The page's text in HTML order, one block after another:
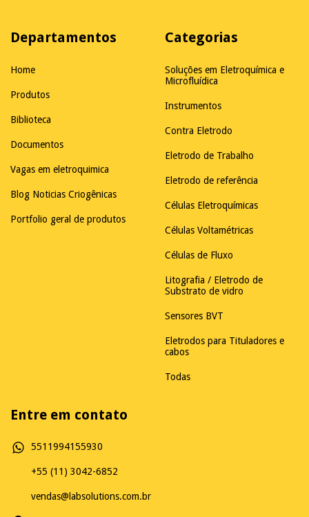
Departamentos
Home
Produtos
Biblioteca
Documentos
Vagas em eletroquimica
Blog Noticias Criogênicas
Portfolio geral de produtos
Categorias
Soluções em Eletroquímica e
Microfluídica
Instrumentos
Contra Eletrodo
Eletrodo de Trabalho
Eletrodo de referência
Células Eletroquímicas
Células Voltamétricas
Células de Fluxo
Litografia / Eletrodo de
Substrato de vidro
Sensores BVT
Eletrodos para Tituladores e
cabos
Todas
Entre em contato
5511994155930
+55 (11) 3042-6852
vendas@labsolutions.com.br